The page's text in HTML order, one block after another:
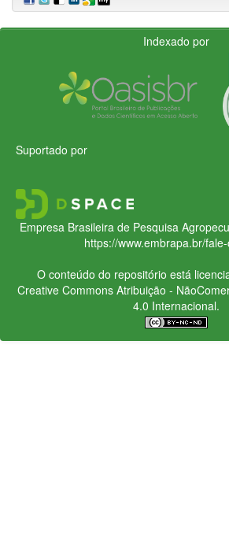
Indexado por
Suportado por
Empresa Brasileira de Pesquisa
https://www.embrapa.br/
O conteúdo do repositório está
Creative CommonsAtribuição -
4.0 Internacional.